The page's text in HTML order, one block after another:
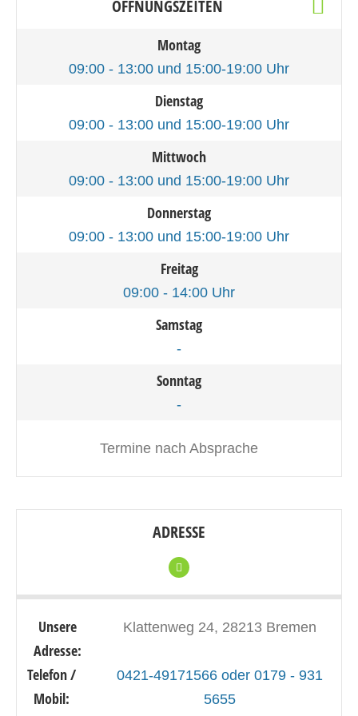
ÖFFNUNGSZEITEN
Montag
09:00 - 13:00 und 15:00-19:00 Uhr
Dienstag
09:00 - 13:00 und 15:00-19:00 Uhr
Mittwoch
09:00 - 13:00 und 15:00-19:00 Uhr
Donnerstag
09:00 - 13:00 und 15:00-19:00 Uhr
Freitag
09:00 - 14:00 Uhr
Samstag
-
Sonntag
-
Termine nach Absprache
ADRESSE
Unsere
Adresse:
Klattenweg 24, 28213 Bremen
Telefon /
Mobil:
0421-49171566 oder 0179 - 931
5655